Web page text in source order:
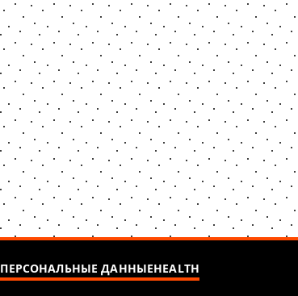
ПЕРСОНАЛЬНЫЕ ДАННЫЕHEALTH